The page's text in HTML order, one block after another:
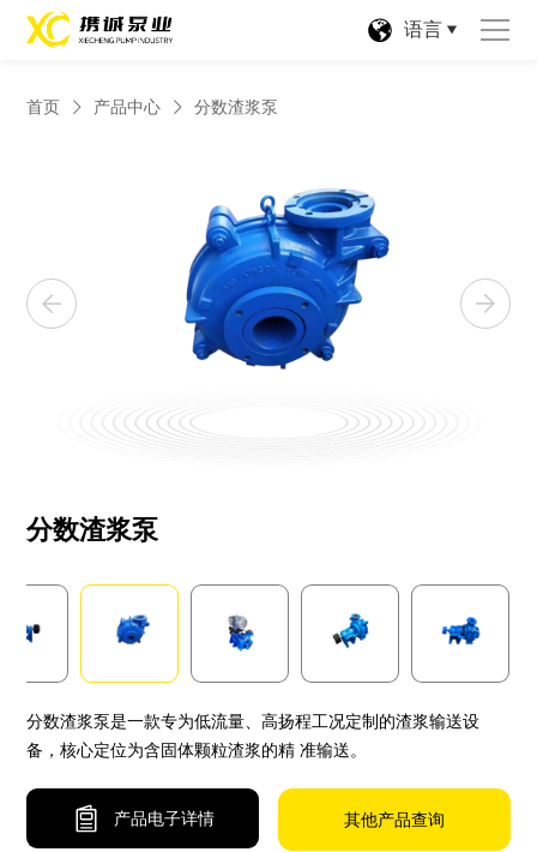
语言
首页 产品中心 分数渣浆泵
分数渣浆泵
分数渣浆泵是一款专为低流量、高扬程工况定制的渣浆输送设
备，核心定位为含固体颗粒渣浆的精 准输送。
产品电子详情 其他产品查询